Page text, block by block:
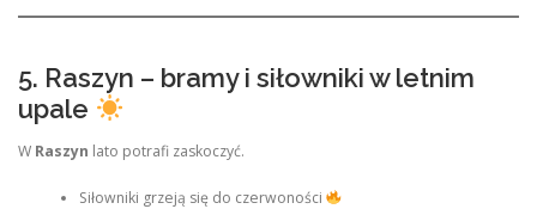
5. Raszyn – bramy i siłowniki w letnim
upale
W Raszyn lato potrafi zaskoczyć.
Siłowniki grzeją się do czerwoności